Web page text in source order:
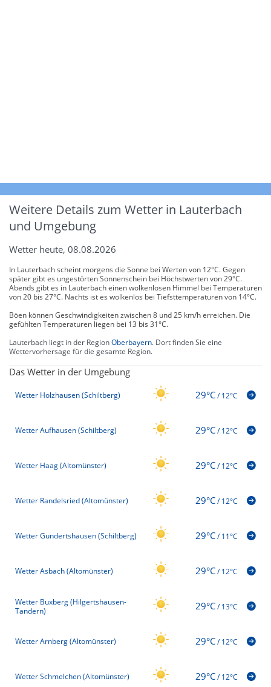
Weitere Details zum Wetter in Lauterbach
und Umgebung
Wetter heute, 08.08.2026
In Lauterbach scheint morgens die Sonne bei Werten von 12°C. Gegen
später gibt es ungestörten Sonnenschein bei Höchstwerten von 29°C.
Abends gibt es in Lauterbach einen wolkenlosen Himmel bei Temperaturen
von 20 bis 27°C. Nachts ist es wolkenlos bei Tiefsttemperaturen von 14°C.
Böen können Geschwindigkeiten zwischen 8 und 25 km/h erreichen. Die
gefühlten Temperaturen liegen bei 13 bis 31°C.
Lauterbach liegt in der RegionOberbayern. Dort finden Sie eine
Wettervorhersage für die gesamte Region.
Das Wetter in der Umgebung
Wetter Holzhausen (Schiltberg) 29°C/12°C
Wetter Aufhausen (Schiltberg) 29°C/12°C
Wetter Haag (Altomünster) 29°C/12°C
Wetter Randelsried (Altomünster) 29°C/12°C
Wetter Gundertshausen (Schiltberg) 29°C/11°C
Wetter Asbach (Altomünster) 29°C/12°C
Wetter Buxberg (Hilgertshausen-
Tandern)
29°C/13°C
Wetter Arnberg (Altomünster) 29°C/12°C
Wetter Schmelchen (Altomünster) 29°C/12°C